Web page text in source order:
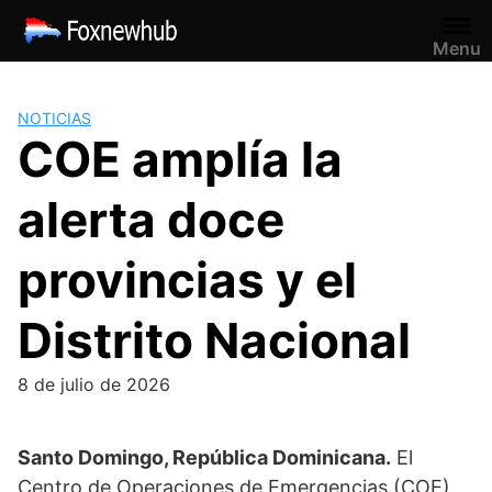
Saltar
contenido
Menu
NOTICIAS
COE amplía la
alerta doce
provincias y el
Distrito Nacional
8 de julio de 2026
Santo Domingo, República Dominicana. El
Centro de Operaciones de Emergencias (COE)